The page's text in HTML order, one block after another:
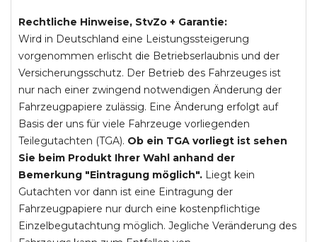
Rechtliche Hinweise, StvZo + Garantie:
Wird in Deutschland eine Leistungssteigerung
vorgenommen erlischt die Betriebserlaubnis und der
Versicherungsschutz. Der Betrieb des Fahrzeuges ist
nur nach einer zwingend notwendigen Änderung der
Fahrzeugpapiere zulässig. Eine Änderung erfolgt auf
Basis der uns für viele Fahrzeuge vorliegenden
Teilegutachten (TGA). Ob ein TGA vorliegt ist sehen
Sie beim Produkt Ihrer Wahl anhand der
Bemerkung "Eintragung möglich". Liegt kein
Gutachten vor dann ist eine Eintragung der
Fahrzeugpapiere nur durch eine kostenpflichtige
Einzelbegutachtung möglich. Jegliche Veränderung des